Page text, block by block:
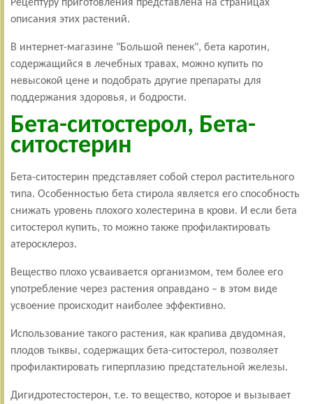
Рецептуру приготовления представлена на страницах
описания этих растений.
В интернет-магазине "Большой пенек", бета каротин,
содержащийся в лечебных травах, можно купить по
невысокой цене и подобрать другие препараты для
поддержания здоровья, и бодрости.
Бета-ситостерол, Бета-
ситостерин
Бета-ситостерин представляет собой стерол растительного
типа. Особенностью бета стирола является его способность
снижать уровень плохого холестерина в крови. И если бета
ситостерол купить, то можно также профилактировать
атеросклероз.
Вещество плохо усваивается организмом, тем более его
употребление через растения оправдано – в этом виде
усвоение происходит наиболее эффективно.
Использование такого растения, как крапива двудомная,
плодов тыквы, содержащих бета-ситостерол, позволяет
профилактировать гиперплазию предстательной железы.
Дигидротестостерон, т.е. то вещество, которое и вызывает